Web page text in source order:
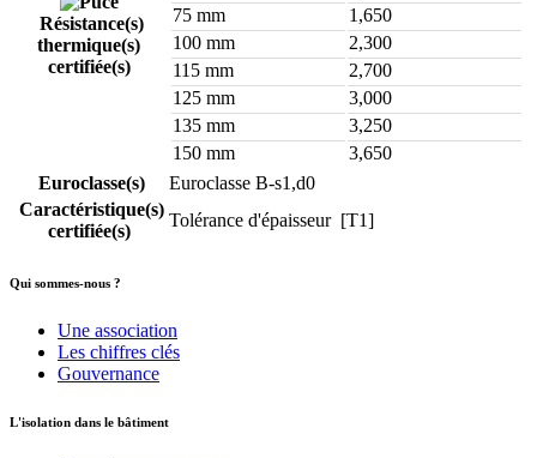
Résistance(s)
thermique(s)
certifiée(s)
75 mm
1,650
100 mm
2,300
115 mm
2,700
125 mm
3,000
135 mm
3,250
150 mm
3,650
Euroclasse(s)
Euroclasse B-s1,d0
Caractéristique(s)
certifiée(s)
Tolérance d'épaisseur [T1]
Qui sommes-nous ?
Une association
Les chiffres clés
Gouvernance
L'isolation dans le bâtiment